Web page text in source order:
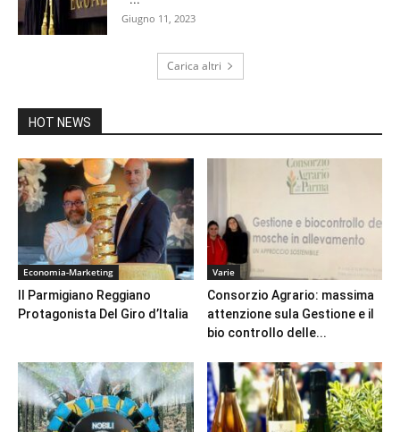
Giugno 11, 2023
Carica altri
HOT NEWS
Economia-Marketing
Il Parmigiano Reggiano
Protagonista Del Giro d’Italia
Varie
Consorzio Agrario: massima
attenzione sula Gestione e il
bio controllo delle...